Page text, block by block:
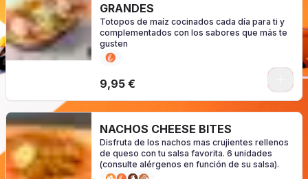
GRANDES
Totopos de maíz cocinados cada día para ti y
complementados con los sabores que más te
gusten
9,95 €
NACHOS CHEESE BITES
Disfruta de los nachos mas crujientes rellenos
de queso con tu salsa favorita. 6 unidades
(consulte alérgenos en función de su salsa).